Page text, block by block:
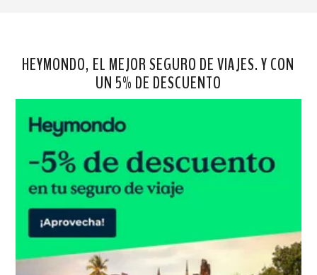
HEYMONDO, EL MEJOR SEGURO DE VIAJES. Y CON
UN 5% DE DESCUENTO